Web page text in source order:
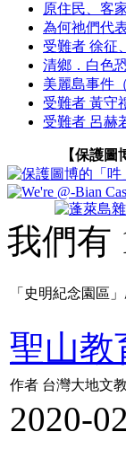
原住民、客
為何祂們代
受難者 徐征
清鄉．白色
美麗島事件（
受難者 黃守
受難者 呂赫
【保護圖
我們有
「史明紀念園區
聖山教
作者 台灣大地文
2020-